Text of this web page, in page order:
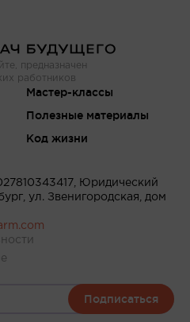
предназначен
работников
Мастер-классы
Полезные материалы
Код жизни
Юридический
ул. Звенигородская, дом
Подписаться